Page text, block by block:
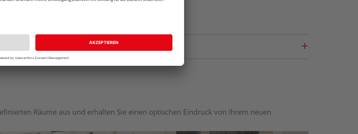
Räume aus und erhalten Sie einen optischen Eindruck von Ihrem neuen